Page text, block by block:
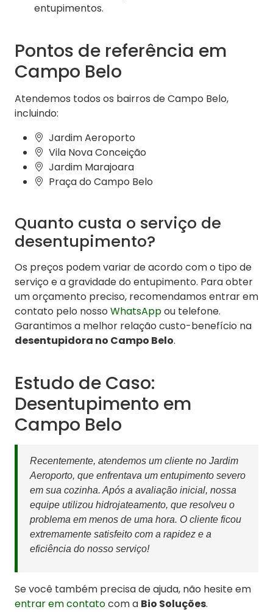
entupimentos.
Pontos de referência em
Campo Belo
Atendemos todos os bairros de Campo Belo,
incluindo:
Jardim Aeroporto
Vila Nova Conceição
Jardim Marajoara
Praça do Campo Belo
Quanto custa o serviço de
desentupimento?
Os preços podem variar de acordo com o tipo de
serviço e a gravidade do entupimento. Para obter
um orçamento preciso, recomendamos entrar em
contato pelo nosso WhatsAppou telefone.
Garantimos a melhor relação custo-benefício na
desentupidora no Campo Belo.
Estudo de Caso:
Desentupimento em
Campo Belo
Recentemente, atendemos um cliente no Jardim
Aeroporto, que enfrentava um entupimento severo
em sua cozinha. Após a avaliação inicial, nossa
equipe utilizou hidrojateamento, que resolveu o
problema em menos de uma hora. O cliente ficou
extremamente satisfeito com a rapidez e a
eficiência do nosso serviço!
Se você também precisa de ajuda, não hesite em
entrar em contatocom a Bio Soluções.